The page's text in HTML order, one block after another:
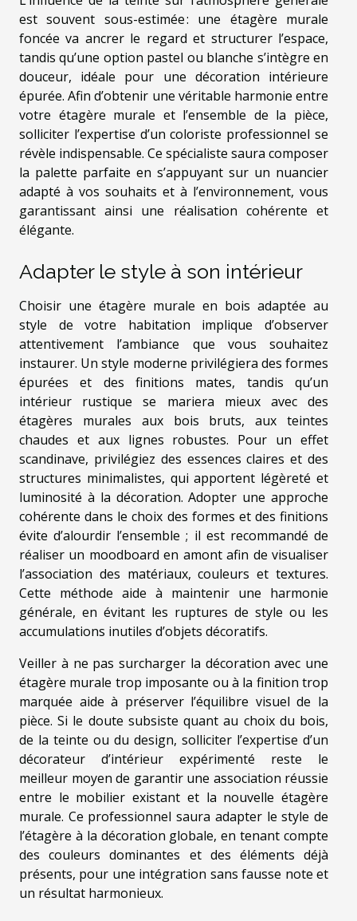
est souvent sous-estimée : une étagère murale
foncée va ancrer le regard et structurer l’espace,
tandis qu’une option pastel ou blanche s’intègre en
douceur, idéale pour une décoration intérieure
épurée. Afin d’obtenir une véritable harmonie entre
votre étagère murale et l’ensemble de la pièce,
solliciter l’expertise d’un coloriste professionnel se
révèle indispensable. Ce spécialiste saura composer
la palette parfaite en s’appuyant sur un nuancier
adapté à vos souhaits et à l’environnement, vous
garantissant ainsi une réalisation cohérente et
élégante.
Adapter le style à son intérieur
Choisir une étagère murale en bois adaptée au
style de votre habitation implique d’observer
attentivement l’ambiance que vous souhaitez
instaurer. Un style moderne privilégiera des formes
épurées et des finitions mates, tandis qu’un
intérieur rustique se mariera mieux avec des
étagères murales aux bois bruts, aux teintes
chaudes et aux lignes robustes. Pour un effet
scandinave, privilégiez des essences claires et des
structures minimalistes, qui apportent légèreté et
luminosité à la décoration. Adopter une approche
cohérente dans le choix des formes et des finitions
évite d’alourdir l’ensemble ; il est recommandé de
réaliser un moodboard en amont afin de visualiser
l’association des matériaux, couleurs et textures.
Cette méthode aide à maintenir une harmonie
générale, en évitant les ruptures de style ou les
accumulations inutiles d’objets décoratifs.
Veiller à ne pas surcharger la décoration avec une
étagère murale trop imposante ou à la finition trop
marquée aide à préserver l’équilibre visuel de la
pièce. Si le doute subsiste quant au choix du bois,
de la teinte ou du design, solliciter l’expertise d’un
décorateur d’intérieur expérimenté reste le
meilleur moyen de garantir une association réussie
entre le mobilier existant et la nouvelle étagère
murale. Ce professionnel saura adapter le style de
l’étagère à la décoration globale, en tenant compte
des couleurs dominantes et des éléments déjà
présents, pour une intégration sans fausse note et
un résultat harmonieux.